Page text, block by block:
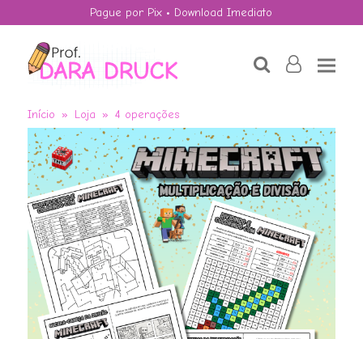
Pague por Pix • Download Imediato
searchuser-
Início » Loja » 4 operações